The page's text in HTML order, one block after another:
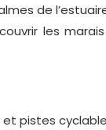
de
les
pistes